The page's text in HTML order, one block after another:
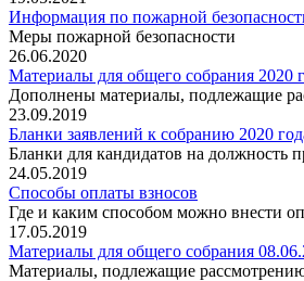
Информация по пожарной
Меры пожарной безопасности
26.06.2020
Материалы для общего собрания 2020
Дополнены материалы, подлежащие
23.09.2019
Бланки заявлений к собранию 2020
Бланки для кандидатов на должность
24.05.2019
Способы оплаты взносов
Где и каким способом можно внести
17.05.2019
Материалы для общего собрания
Материалы, подлежащие